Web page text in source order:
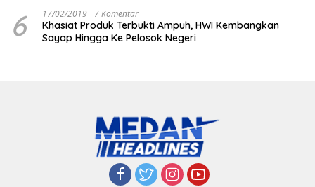
6 17/02/2019 7 Komentar
Khasiat Produk Terbukti Ampuh, HWI Kembangkan
Sayap Hingga Ke Pelosok Negeri